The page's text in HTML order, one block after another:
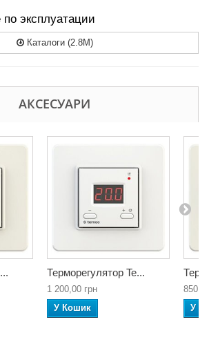
эксплуатации
Каталоги (2.8M)
АКСЕСУАРИ
Терморегулятор Te...
1 200,00 грн
У Кошик
У